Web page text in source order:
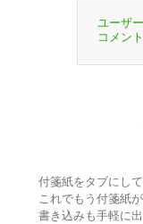
ユーザ
コメント
付箋紙をタブにして
これでもう付箋紙
書き込みも手軽に